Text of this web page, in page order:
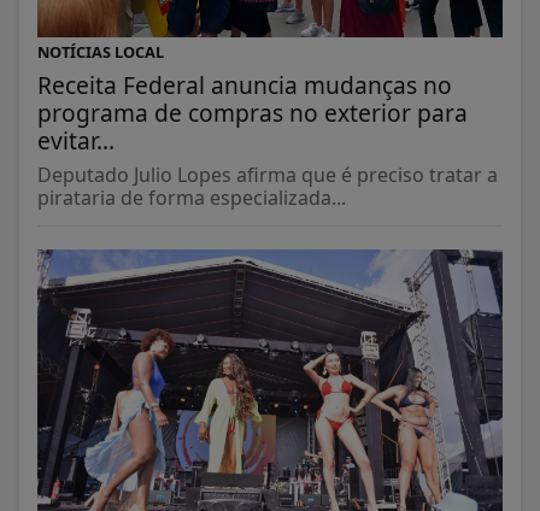
NOTÍCIAS LOCAL
Receita Federal anuncia mudanças no
programa de compras no exterior para
evitar...
Deputado Julio Lopes afirma que é preciso tratar a
pirataria de forma especializada...